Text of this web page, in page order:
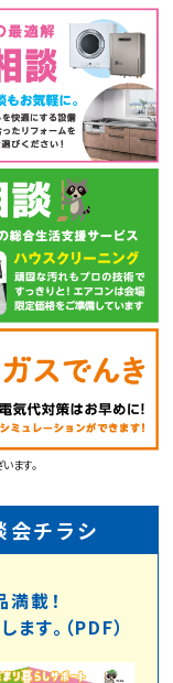
ます。
会チラシ
載！
す。（PDF）